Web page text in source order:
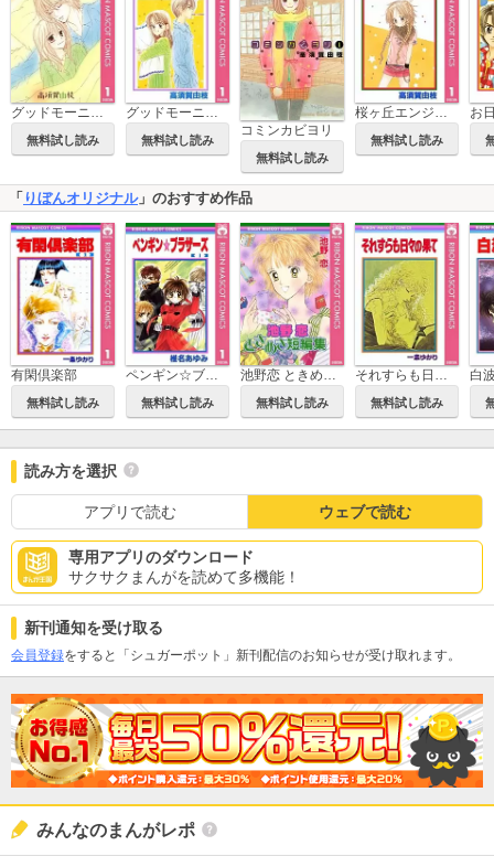
グッドモーニング・キス
無料試し読み
グッドモーニング・コール RMCオリジナル
無料試し読み
コミンカビヨリ
無料試し読み
桜ヶ丘エンジェルズ
無料試し読み
「 りぼんオリジナル」のおすすめ作品
有閑倶楽部
無料試し読み 無料試し読み 無料試し読み 無料試し読み
白
読み方を選択
アプリで読む ウェブで読む
専用アプリのダウンロード
サクサクまんがを読めて多機能！
新刊通知を受け取る
会員登録をすると「シュガーポット」新刊配信のお知らせが受け取れます。
みんなのまんがレポ